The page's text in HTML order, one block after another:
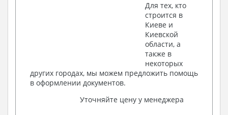
Для тех, кто
строится в
Киеве и
Киевской
области, а
также в
некоторых
других городах, мы можем предложить помощь
в оформлении документов.
Уточняйте цену у менеджера